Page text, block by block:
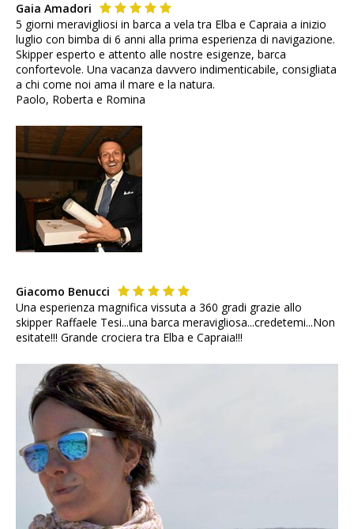
Gaia Amadori
5 giorni meravigliosi in barca a vela tra Elba e Capraia a inizio
luglio con bimba di 6 anni alla prima esperienza di navigazione.
Skipper esperto e attento alle nostre esigenze, barca
confortevole. Una vacanza davvero indimenticabile, consigliata
a chi come noi ama il mare e la natura.
Paolo, Roberta e Romina
Giacomo Benucci
Una esperienza magnifica vissuta a 360 gradi grazie allo
skipper Raffaele Tesi...una barca meravigliosa...credetemi...Non
esitate!!! Grande crociera tra Elba e Capraia!!!